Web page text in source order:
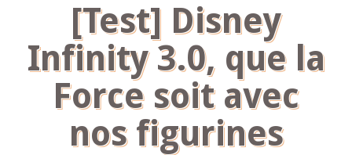
[Test] Disney
Infinity 3.0, que la
Force soit avec
nos figurines